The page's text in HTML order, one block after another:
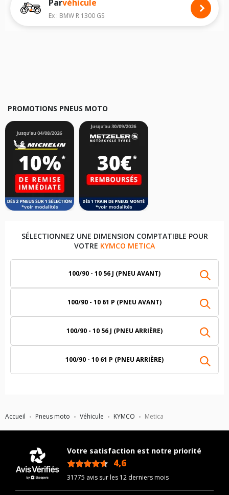
Accueil Pneus moto Véhicule KYMCO Metica
Nous recommandons de toujours monter des pneus moto avec les
dimensions homologuées par le constructeur.
Pour cela, veuillez sélectionner le modèle de votre motoKYMCO Metica
Parvéhicule
Ex : BMW R 1300 GS
PROMOTIONS PNEUS MOTO
SÉLECTIONNEZ UNE DIMENSION COMPTATIBLE POUR
VOTRE KYMCO METICA
100/90 - 10 56 J (PNEU AVANT)
100/90 - 10 61 P (PNEU AVANT)
100/90 - 10 56 J (PNEU ARRIÈRE)
100/90 - 10 61 P (PNEU ARRIÈRE)
Votre satisfaction est notre priorité
4,6
31775 avis sur les 12 derniers mois